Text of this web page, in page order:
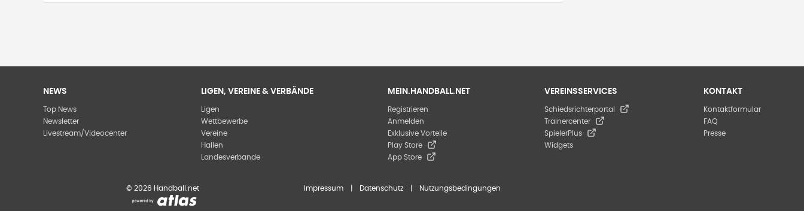
NEWS
Top News
Newsletter
Livestream/Videocenter
LIGEN, VEREINE & VERBÄNDE
Ligen
Wettbewerbe
Vereine
Hallen
Landesverbände
MEIN.HANDBALL.NET
Registrieren
Anmelden
Exklusive Vorteile
Play Store
App Store
VEREINSSERVICES
Schiedsrichterportal
Trainercenter
SpielerPlus
Widgets
KONTAKT
Kontaktformular
FAQ
Presse
© 2026 Handball.net Impressum Datenschutz Nutzungsbedingungen